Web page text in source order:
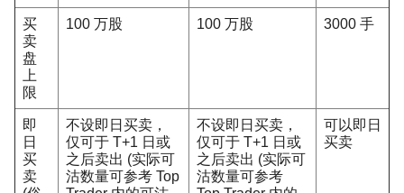
买
卖
盘
上
限
100 万股 100 万股 3000 手
即
日
买
卖
不设即日买卖，
仅可于 T+1 日或
之后卖出 (实际可
沽数量可参考 Top
不设即日买卖，
仅可于 T+1 日或
之后卖出 (实际可
沽数量可参考
可以即日
买卖